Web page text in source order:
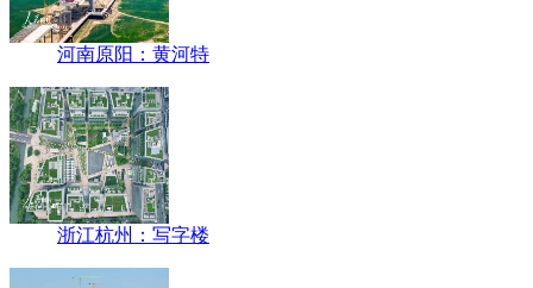
河南原阳：黄河特
浙江杭州：写字楼